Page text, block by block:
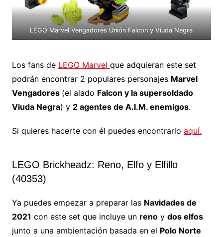
LEGO Marvel Vengadores Unión Falcon y Viuda Negra
Los fans de LEGO Marvel que adquieran este set
podrán encontrar 2 populares personajes Marvel
Vengadores (el alado Falcon y la supersoldado
Viuda Negra) y 2 agentes de A.I.M. enemigos.
Si quieres hacerte con él puedes encontrarlo aquí.
LEGO Brickheadz: Reno, Elfo y Elfillo
(40353)
Ya puedes empezar a preparar las Navidades de
2021 con este set que incluye un renoy dos elfos
junto a una ambientación basada en el Polo Norte